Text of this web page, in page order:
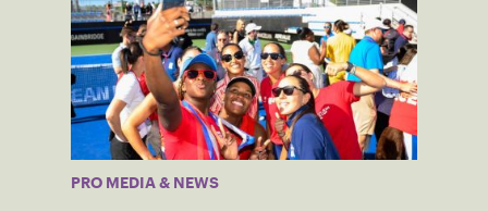
PRO MEDIA & NEWS